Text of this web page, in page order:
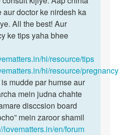
aur doctor ke nirdesh ka
All the best! Aur
ke tips yaha bhee
hi/resource/tips
hi/resource/pregnancy
mudde par humse aur
mein judna chahte
disccsion board
mein zaroor shamil
lovematters.in/en/forum